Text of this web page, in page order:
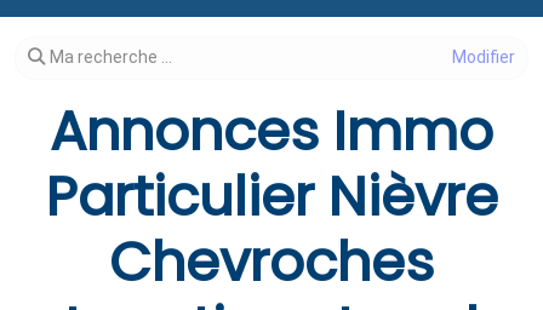
Modifier votre recherche
Ma recherche ...
Annonces Immo
Particulier Nièvre
Chevroches